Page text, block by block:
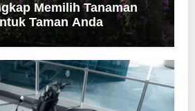
Memilih Tanaman
Taman Anda